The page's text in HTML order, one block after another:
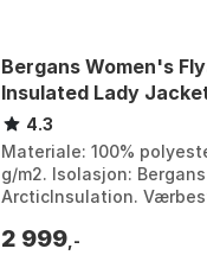
Bergans Women's
Insulated Lady
4.3
Materiale: 100%
g/m2. Isolasjon: Bergans
ArcticInsulation.
grey, Navy blue, Na...
2 999 ,-